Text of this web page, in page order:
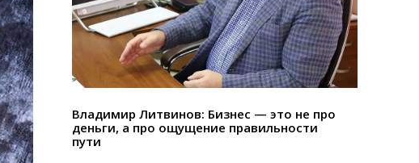
Владимир Литвинов: Бизнес — это не про
деньги, а про ощущение правильности
пути